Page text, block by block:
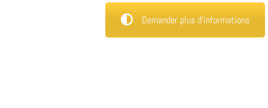
Demander plus d’informations